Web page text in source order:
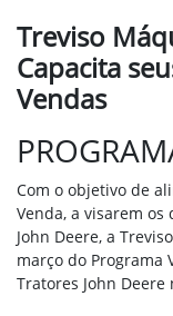
Treviso
Capacita
Vendas
Com o objetivo de
Venda, a visarem
John Deere, a
março do Programa
Tratores John Deere